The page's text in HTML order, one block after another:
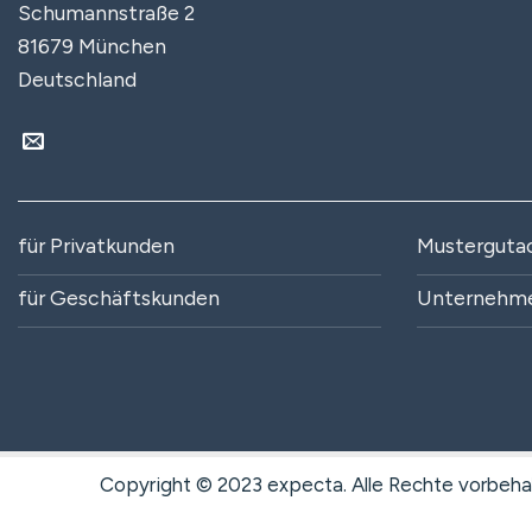
Schumannstraße 2
81679 München
Deutschland
für Privatkunden
für Geschäftskunden
Copyright © 2023 expecta. Alle Rechte